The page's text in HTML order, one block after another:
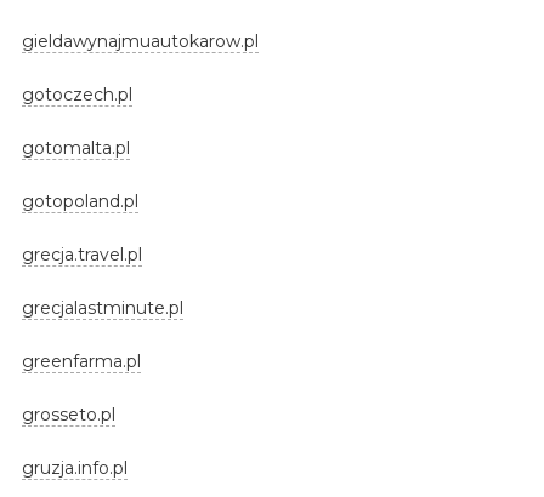
gieldawynajmuautokarow.pl
gotoczech.pl
gotomalta.pl
gotopoland.pl
grecja.travel.pl
grecjalastminute.pl
greenfarma.pl
grosseto.pl
gruzja.info.pl